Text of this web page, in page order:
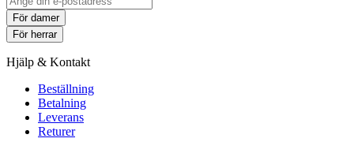
För damer
För herrar
Hjälp & Kontakt
Beställning
Betalning
Leverans
Returer